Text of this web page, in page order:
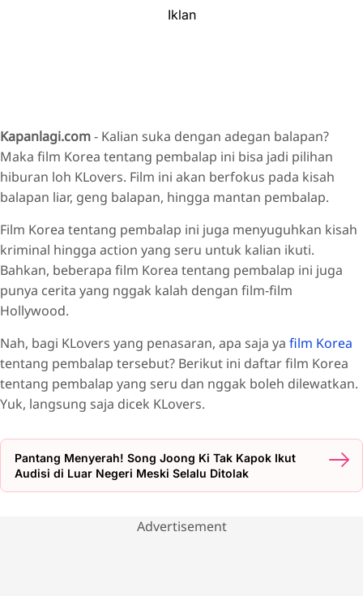
Iklan
Kapanlagi.com- Kalian suka dengan adegan balapan?
Maka film Korea tentang pembalap ini bisa jadi pilihan
hiburan loh KLovers. Film ini akan berfokus pada kisah
balapan liar, geng balapan, hingga mantan pembalap.
Film Korea tentang pembalap ini juga menyuguhkan kisah
kriminal hingga action yang seru untuk kalian ikuti.
Bahkan, beberapa film Korea tentang pembalap ini juga
punya cerita yang nggak kalah dengan film-film
Hollywood.
Nah, bagi KLovers yang penasaran, apa saja ya film Korea
tentang pembalap tersebut? Berikut ini daftar film Korea
tentang pembalap yang seru dan nggak boleh dilewatkan.
Yuk, langsung saja dicek KLovers.
Pantang Menyerah! Song Joong Ki Tak Kapok Ikut
Audisi di Luar Negeri Meski Selalu Ditolak
Advertisement